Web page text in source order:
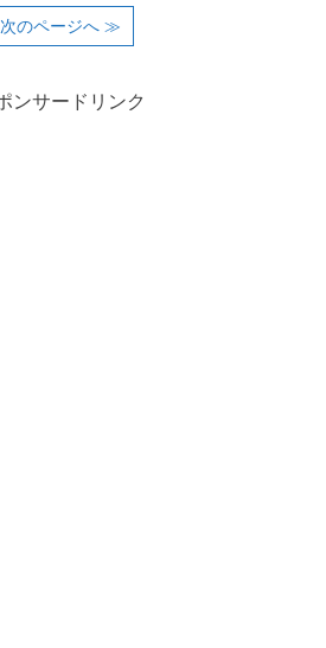
次のページへ ≫
ンサードリンク